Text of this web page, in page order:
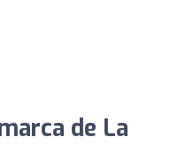
de La